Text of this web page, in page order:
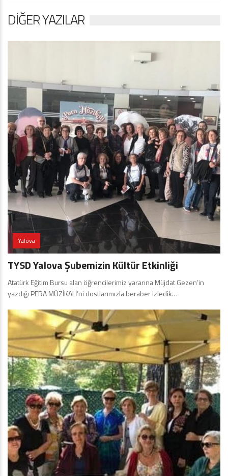
DIĞER YAZILAR
Yalova
TYSD Yalova Şubemizin Kültür Etkinliği
Atatürk Eğitim Bursu alan öğrencilerimiz yararına Müjdat Gezen’in
yazdığı PERA MÜZİKALİ’ni dostlarımızla beraber izledik…